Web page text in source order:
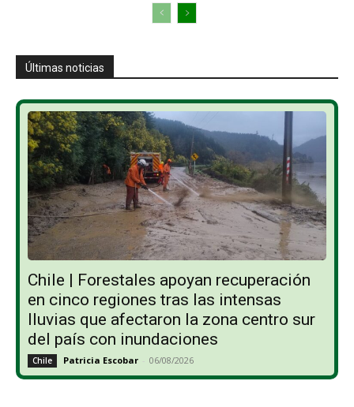
Últimas noticias
Chile | Forestales apoyan recuperación
en cinco regiones tras las intensas
lluvias que afectaron la zona centro sur
del país con inundaciones
Chile Patricia Escobar - 06/08/2026